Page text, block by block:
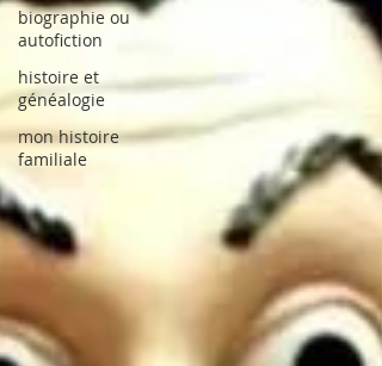
biographie ou
autofiction
histoire et
généalogie
mon histoire
familiale